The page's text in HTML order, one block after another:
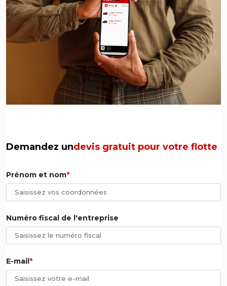
Demandez undevis gratuit pour votre flotte
Prénom et nom
Numéro fiscal de l'entreprise
E-mail